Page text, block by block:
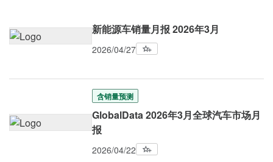
新能源车销量月报 2026年3月
2026/04/27
含销量预测
GlobalData 2026年3月全球汽车市场月
报
2026/04/22